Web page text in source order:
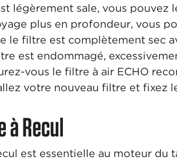
légèrement sale, vous
plus en profondeur, vous
le filtre est complètement sec
est endommagé,
vous le filtre à air ECHO
votre nouveau filtre et fixez
à Recul
est essentielle au moteur du